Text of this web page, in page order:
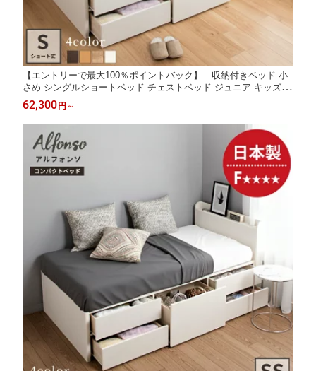
【エントリーで最大100％ポイントバック】 収納付きベッド 小
さめ シングルショートベッド チェストベッド ジュニア キッズ 日
本製 5杯引出 ショート コンパクト 薄型カウンター 省スペース 引
出し付 コンセント スライドレール 幅98cm 全長 190cm 収納 ア
ルフォンソ
62,300円 ～